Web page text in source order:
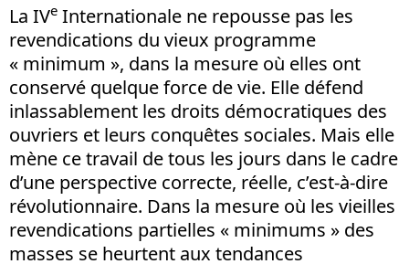
La IVe Internationale ne repousse pas les
revendications du vieux programme
« minimum », dans la mesure où elles ont
conservé quelque force de vie. Elle défend
inlassablement les droits démocratiques des
ouvriers et leurs conquêtes sociales. Mais elle
mène ce travail de tous les jours dans le cadre
d’une perspective correcte, réelle, c’est-à-dire
révolutionnaire. Dans la mesure où les vieilles
revendications partielles « minimums » des
masses se heurtent aux tendances